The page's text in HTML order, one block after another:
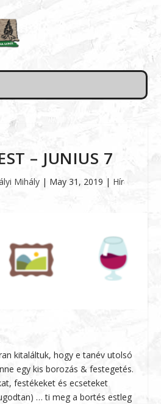
– JUNIUS 7
Mihály| May 31, 2019 | Hír
kitaláltuk, hogy e tanév utolsó
egy kis borozás & festegetés.
festékeket és ecseteket
… ti meg a bortés estleg